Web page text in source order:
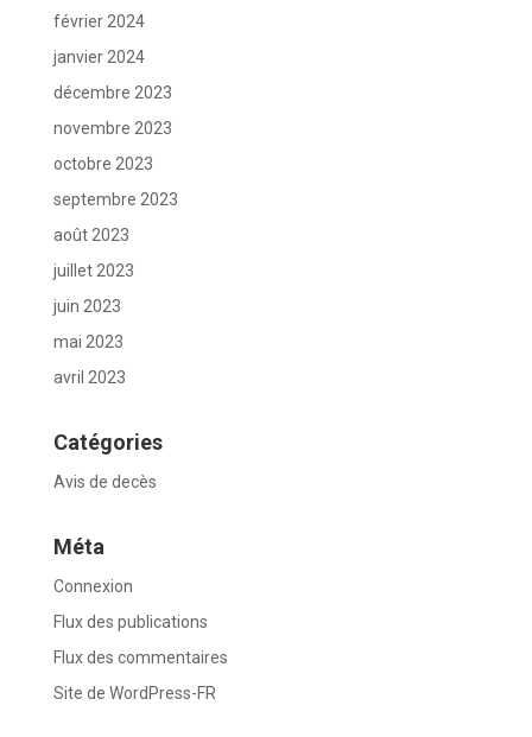
février 2024
janvier 2024
décembre 2023
novembre 2023
octobre 2023
septembre 2023
août 2023
juillet 2023
juin 2023
mai 2023
avril 2023
Catégories
Avis de decès
Méta
Connexion
Flux des publications
Flux des commentaires
Site de WordPress-FR